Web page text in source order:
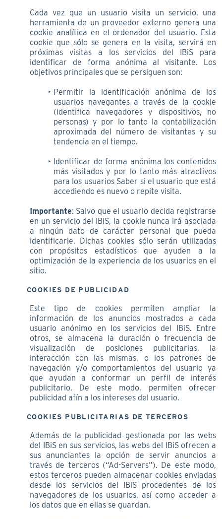
Cada vez que un usuario visita un servicio, una
herramienta de un proveedor externo genera una
cookie analítica en el ordenador del usuario. Esta
cookie que sólo se genera en la visita, servirá en
próximas visitas a los servicios del IBiS para
identificar de forma anónima al visitante. Los
objetivos principales que se persiguen son:
Permitir la identificación anónima de los
usuarios navegantes a través de la cookie
(identifica navegadores y dispositivos, no
personas) y por lo tanto la contabilización
aproximada del número de visitantes y su
tendencia en el tiempo.
Identificar de forma anónima los contenidos
más visitados y por lo tanto más atractivos
para los usuarios Saber si el usuario que está
accediendo es nuevo o repite visita.
Importante: Salvo que el usuario decida registrarse
en un servicio del IBiS, la cookie nunca irá asociada
a ningún dato de carácter personal que pueda
identificarle. Dichas cookies sólo serán utilizadas
con propósitos estadísticos que ayuden a la
optimización de la experiencia de los usuarios en el
sitio.
COOKIES DE PUBLICIDAD
Este tipo de cookies permiten ampliar la
información de los anuncios mostrados a cada
usuario anónimo en los servicios del IBiS. Entre
otros, se almacena la duración o frecuencia de
visualización de posiciones publicitarias, la
interacción con las mismas, o los patrones de
navegación y/o comportamientos del usuario ya
que ayudan a conformar un perfil de interés
publicitario. De este modo, permiten ofrecer
publicidad afín a los intereses del usuario.
COOKIES PUBLICITARIAS DE TERCEROS
Además de la publicidad gestionada por las webs
del IBiS en sus servicios, las webs del IBiS ofrecen a
sus anunciantes la opción de servir anuncios a
través de terceros (“Ad-Servers”). De este modo,
estos terceros pueden almacenar cookies enviadas
desde los servicios del IBiS procedentes de los
navegadores de los usuarios, así como acceder a
los datos que en ellas se guardan.